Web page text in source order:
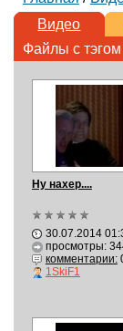
Видео
Файлы с тэгом
Ну нахер....
30.07.2014
просмотры:
комментарии:
1SkiF1